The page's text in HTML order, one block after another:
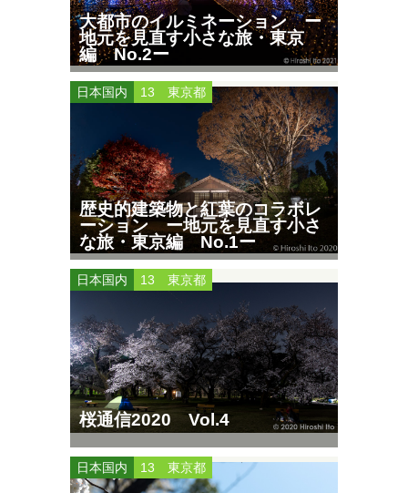
大都市のイルミネーション ー
地元を見直す小さな旅・東京
編 No.2ー
日本国内 13 東京都
歴史的建築物と紅葉のコラボレ
ーション ー地元を見直す小さ
な旅・東京編 No.1ー
日本国内 13 東京都
桜通信2020 Vol.4
日本国内 13 東京都